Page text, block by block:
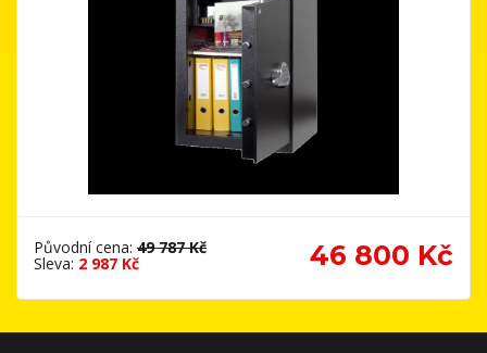
Původní cena: 49 787 Kč
Sleva: 2 987 Kč 46 800 Kč